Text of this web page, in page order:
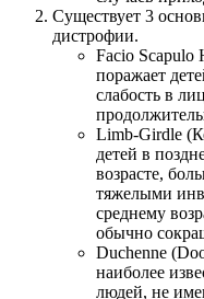
Существует 3
дистрофии.
Facio Scapulo
поражает
слабость в
Limb-Girdle
детей в
возрасте,
тяжелыми
среднему
обычно
Duchenne
наиболее
людей, не